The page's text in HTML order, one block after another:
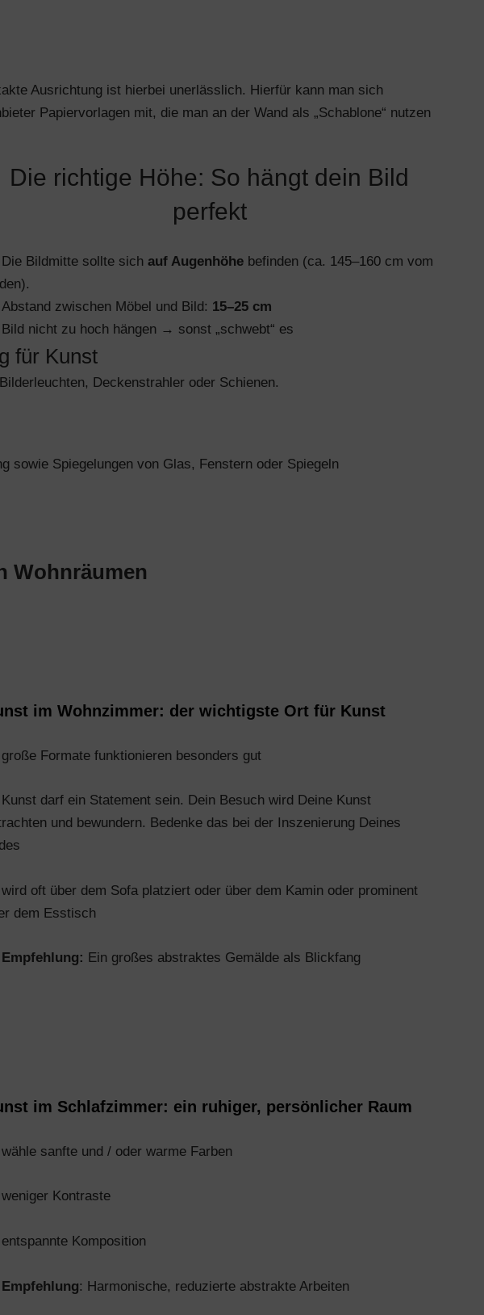
Ausrichtung ist hierbei unerlässlich. Hierfür kann man sich
Papiervorlagen mit, die man an der Wand als „Schablone“ nutzen
Die richtige Höhe: So hängt dein Bild
perfekt
Die Bildmitte sollte sichauf Augenhöhe befinden (ca. 145–160 cm vom
Abstand zwischen Möbel und Bild: 15–25 cm
Bild nicht zu hoch hängen → sonst „schwebt“ es
für Kunst
Deckenstrahler oder Schienen.
sowie Spiegelungen von Glas, Fenstern oder Spiegeln
Wohnräumen
im Wohnzimmer: der wichtigste Ort für Kunst
große Formate funktionieren besonders gut
Kunst darf ein Statement sein. Dein Besuch wird Deine Kunst
und bewundern. Bedenke das bei der Inszenierung Deines
wird oft über dem Sofa platziert oder über dem Kamin oder prominent
dem Esstisch
Empfehlung: Ein großes abstraktes Gemälde als Blickfang
im Schlafzimmer: ein ruhiger, persönlicher Raum
wähle sanfte und / oder warme Farben
weniger Kontraste
entspannte Komposition
Empfehlung: Harmonische, reduzierte abstrakte Arbeiten